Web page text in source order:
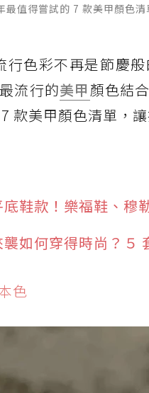
最值得嘗試的 7 款美甲顏色
行色彩不再是節慶
流行的美甲 顏色結
款美甲顏色清單，
底鞋款！樂福鞋、
如何穿得時尚？５
色